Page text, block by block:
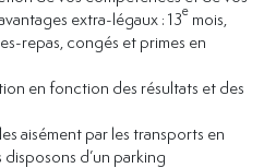
extra-légaux : 13emois,
repas, congés et primes en
en fonction des résultats et des
aisément par les transports en
d’un parking